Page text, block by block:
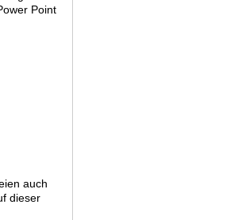
Point
auch
dieser